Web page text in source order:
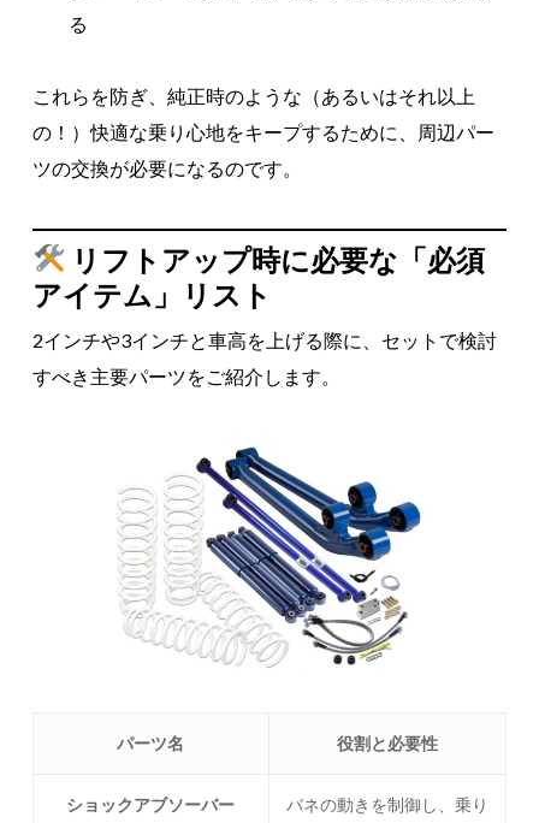
る
これらを防ぎ、純正時のような（あるいはそれ以上
の！）快適な乗り心地をキープするために、周辺パー
ツの交換が必要になるのです。
リフトアップ時に必要な「必須
アイテム」リスト
2インチや3インチと車高を上げる際に、セットで検討
すべき主要パーツをご紹介します。
パーツ名 役割と必要性
ショックアブソーバー
バネの動きを制御し、乗り